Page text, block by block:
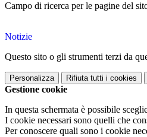
Campo di ricerca per le pagine del
Notizie
Questo sito o gli strumenti terzi da
Personalizza Rifiuta tutti i cookies
Gestione cookie
In questa schermata è possibile
I cookie necessari sono quelli che
Per conoscere quali sono i cookie